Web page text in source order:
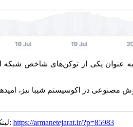
در اکوسیستم شیبا نیز، امید‌ها
لینک کوتاه: https://armanetejarat.ir/?p=85983